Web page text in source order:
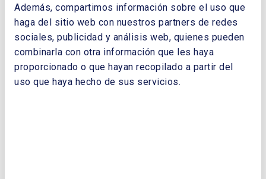
Además, compartimos información sobre el uso que
haga del sitio web con nuestros partners de redes
sociales, publicidad y análisis web, quienes pueden
combinarla con otra información que les haya
proporcionado o que hayan recopilado a partir del
uso que haya hecho de sus servicios.
Benigno Pendás, Presidente de los Cursos
de la Granda, Pedro Vasconcelos,
Vicepresidente de ENERCLUB, CEO de
EDPEspaña y, como se citaba anteriormente,
Presidente del CECME y Javier Cueli,
Director General de Energía y Minería de la